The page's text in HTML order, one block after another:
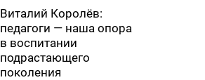
Виталий Королёв:
педагоги — наша опора
в воспитании
подрастающего
поколения